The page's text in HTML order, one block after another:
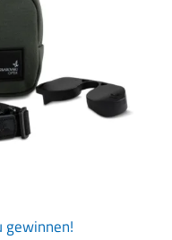
gewinnen!